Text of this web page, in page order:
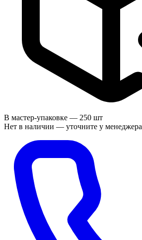
В мастер-упаковке — 250 шт
Нет в наличии — уточните у менеджера